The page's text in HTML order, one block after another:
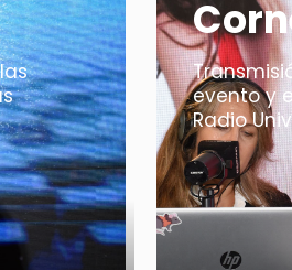
evento y
Radio